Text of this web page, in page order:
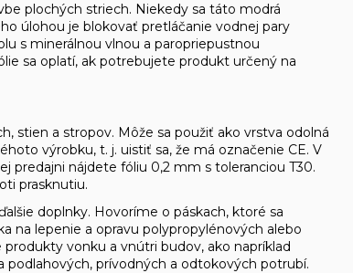
plochých striech. Niekedy sa táto modrá
úlohou je blokovať pretláčanie vodnej pary
s minerálnou vlnou a paropriepustnou
sa oplatí, ak potrebujete produkt určený na
stien a stropov. Môže sa použiť ako vrstva odolná
výrobku, t. j. uistiť sa, že má označenie CE. V
predajni nájdete fóliu 0,2 mm s toleranciou T30.
prasknutiu.
doplnky. Hovoríme o páskach, ktoré sa
na lepenie a opravu polypropylénových alebo
vonku a vnútri budov, ako napríklad
prívodných a odtokových potrubí.